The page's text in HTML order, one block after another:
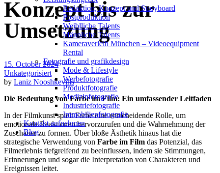
Redak­ti­on, Kon­zept und Storyboard
Post­pro­duk­ti­on
Weiblliche Talents
Männliche Talents
Kameraverleih München – Videoequipment
Rental
Fotografie und grafikdesign
Mode & Lifestyle
Werbefotografie
Produktfotografie
Medizinfotografie
Industriefotografie
Immobilienfotografie
Kontakt aufnehmen
Blog
Konzept bis zur
Umsetzung
15. October 2024
Unkategorisiert
by Laniz Nooshkevins
Die Bedeutung von Farbe im Film: Ein umfassender Leitfaden
In der Filmkunst spielt Farbe eine entscheidende Rolle, um
emotionale Reaktionen hervorzurufen und die Wahrnehmung der
Zuschauer zu formen. Über bloße Ästhetik hinaus hat die
strategische Verwendung von Farbe im Film das Potenzial, das
Filmerlebnis tiefgreifend zu beeinflussen, indem sie Stimmungen,
Erinnerungen und sogar die Interpretation von Charakteren und
Ereignissen leitet.